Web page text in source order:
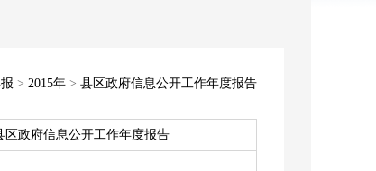
> 2015年 > 县区政府信息公开工作年度报告
区政府信息公开工作年度报告